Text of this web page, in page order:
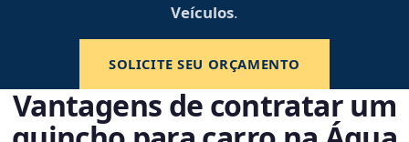
Veículos.
SOLICITE SEU ORÇAMENTO
Vantagens de contratar um